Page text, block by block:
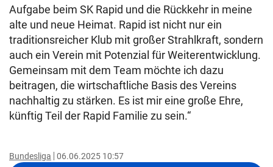
Aufgabe beim SK Rapid und die Rückkehr in meine
alte und neue Heimat. Rapid ist nicht nur ein
traditionsreicher Klub mit großer Strahlkraft, sondern
auch ein Verein mit Potenzial für Weiterentwicklung.
Gemeinsam mit dem Team möchte ich dazu
beitragen, die wirtschaftliche Basis des Vereins
nachhaltig zu stärken. Es ist mir eine große Ehre,
künftig Teil der Rapid Familie zu sein.“
Bundesliga 06.06.2025 10:57